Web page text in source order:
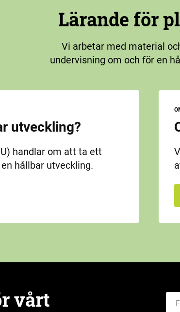
Lärande för
Vi arbetar med material
undervisning om och för en
utveckling?
handlar om att ta ett
hållbar utveckling.
vårt
Fyll